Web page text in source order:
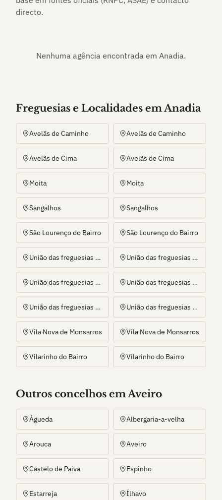
directo.
Nenhuma agência encontrada em Anadia.
Freguesias e Localidades emAnadia
Avelãs de Caminho Avelãs de Caminho
Avelãs de Cima Avelãs de Cima
Moita Moita
Sangalhos Sangalhos
São Lourenço do Bairro São Lourenço do Bairro
União das freguesias de Amoreira da Gândara, Paredes do Bairro e Ancas União das freguesias de Amoreira da Gândara, Paredes do Bairro e Ancas
União das freguesias de Arcos e Mogofores União das freguesias de Arcos e Mogofores
União das freguesias de Tamengos, Aguim e Óis do Bairro União das freguesias de Tamengos, Aguim e Óis do Bairro
Vila Nova de Monsarros Vila Nova de Monsarros
Vilarinho do Bairro Vilarinho do Bairro
Outros concelhos em Aveiro
Águeda Albergaria-a-velha
Arouca Aveiro
Castelo de Paiva Espinho
Estarreja Ílhavo